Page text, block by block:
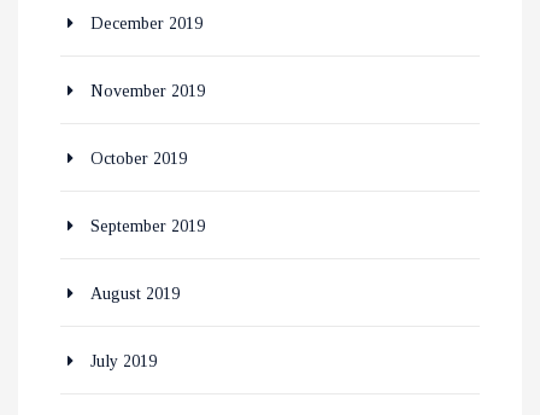
December 2019
November 2019
October 2019
September 2019
August 2019
July 2019